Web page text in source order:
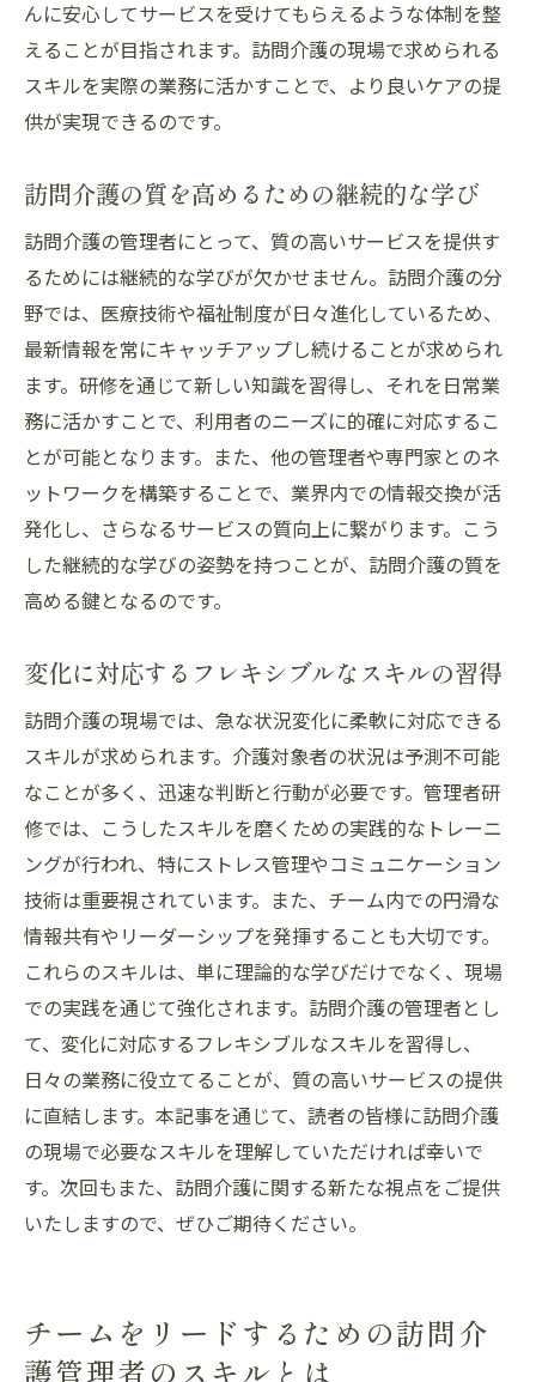
自己啓発を通じたスキルのブラッシュアッ
プ
訪問介護の現場における学習コミュニティ
オンラインリソースを活用した最新情報の
研修プログラムを最大限に活用する戦略
同業者とのネットワーキングで得られる学
び
フィードバックループを活かした継続的改
善
んに安心してサービスを受けてもらえるような体制を整
えることが目指されます。訪問介護の現場で求められる
スキルを実際の業務に活かすことで、より良いケアの提
供が実現できるのです。
訪問介護の質を高めるための継続的な学び
訪問介護の管理者にとって、質の高いサービスを提供す
るためには継続的な学びが欠かせません。訪問介護の分
野では、医療技術や福祉制度が日々進化しているため、
最新情報を常にキャッチアップし続けることが求められ
ます。研修を通じて新しい知識を習得し、それを日常業
務に活かすことで、利用者のニーズに的確に対応するこ
とが可能となります。また、他の管理者や専門家とのネ
ットワークを構築することで、業界内での情報交換が活
発化し、さらなるサービスの質向上に繋がります。こう
した継続的な学びの姿勢を持つことが、訪問介護の質を
高める鍵となるのです。
変化に対応するフレキシブルなスキルの習得
訪問介護の現場では、急な状況変化に柔軟に対応できる
スキルが求められます。介護対象者の状況は予測不可能
なことが多く、迅速な判断と行動が必要です。管理者研
修では、こうしたスキルを磨くための実践的なトレーニ
ングが行われ、特にストレス管理やコミュニケーション
技術は重要視されています。また、チーム内での円滑な
情報共有やリーダーシップを発揮することも大切です。
これらのスキルは、単に理論的な学びだけでなく、現場
での実践を通じて強化されます。訪問介護の管理者とし
て、変化に対応するフレキシブルなスキルを習得し、
日々の業務に役立てることが、質の高いサービスの提供
に直結します。本記事を通じて、読者の皆様に訪問介護
の現場で必要なスキルを理解していただければ幸いで
す。次回もまた、訪問介護に関する新たな視点をご提供
いたしますので、ぜひご期待ください。
チームをリードするための訪問介
護管理者のスキルとは